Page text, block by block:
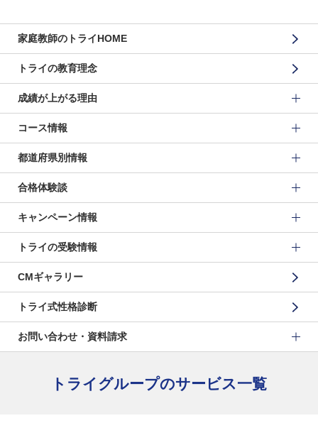
家庭教師のトライHOME
トライの教育理念
成績が上がる理由
コース情報
都道府県別情報
合格体験談
キャンペーン情報
トライの受験情報
CMギャラリー
トライ式性格診断
お問い合わせ・資料請求
トライグループのサービス一覧